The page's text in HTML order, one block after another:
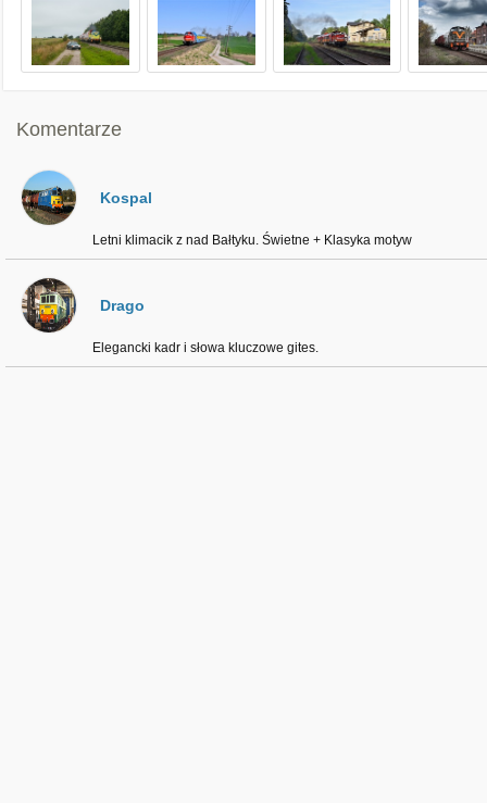
Komentarze
Kospal
Letni klimacik z nad Bałtyku. Świetne + Klasyka motyw
Drago
Elegancki kadr i słowa kluczowe gites.